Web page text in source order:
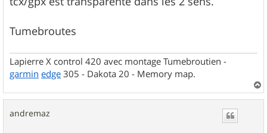
Tumebroutes
Lapierre X control 420 avec montage Tumebroutien -
garmin edge 305 - Dakota 20 - Memory map.
a
andremaz